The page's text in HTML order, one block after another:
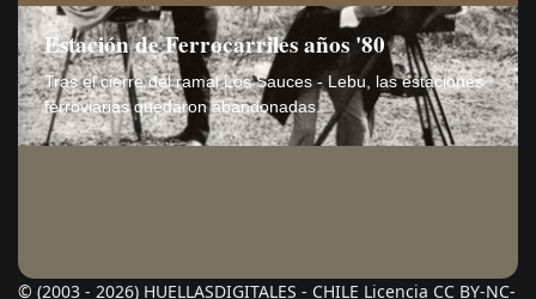
Estación de Ferrocarriles años '80
Tras el cierre del ramal Los Sauces - Lebu, las estaciones
ferroviarias quedaron abandonadas.
© (2003 - 2026) HUELLASDIGITALES - CHILE Licencia CC BY-NC-